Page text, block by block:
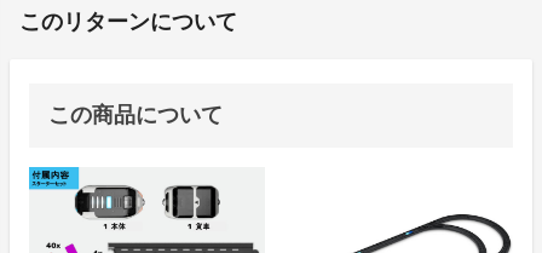
このリターンについて
この商品について